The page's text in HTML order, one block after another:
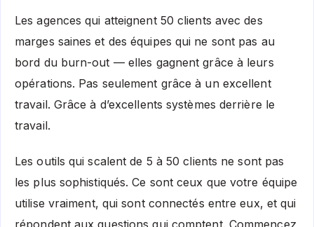
Les agences qui atteignent 50 clients avec des
marges saines et des équipes qui ne sont pas au
bord du burn-out — elles gagnent grâce à leurs
opérations. Pas seulement grâce à un excellent
travail. Grâce à d’excellents systèmes derrière le
travail.
Les outils qui scalent de 5 à 50 clients ne sont pas
les plus sophistiqués. Ce sont ceux que votre équipe
utilise vraiment, qui sont connectés entre eux, et qui
répondent aux questions qui comptent. Commencez